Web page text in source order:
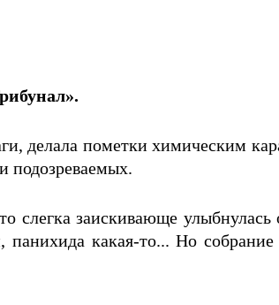
делала пометки химическим
подозреваемых.
слегка заискивающе
панихида какая-то... Но